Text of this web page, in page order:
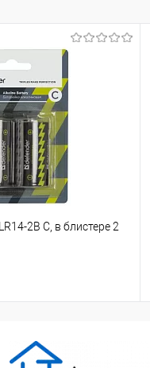
2B C, в блистере 2